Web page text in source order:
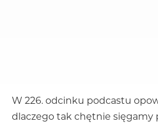
W 226. odcinku podcastu
dlaczego tak chętnie sięgamy